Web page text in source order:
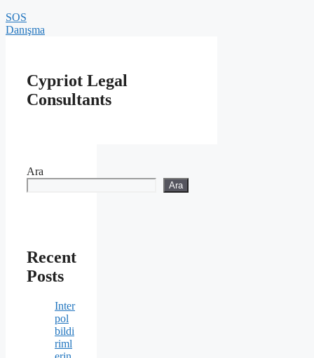
SOS
Danışma
Cypriot Legal
Consultants
Ara
Ara
Recent
Posts
Inter
pol
bildi
riml